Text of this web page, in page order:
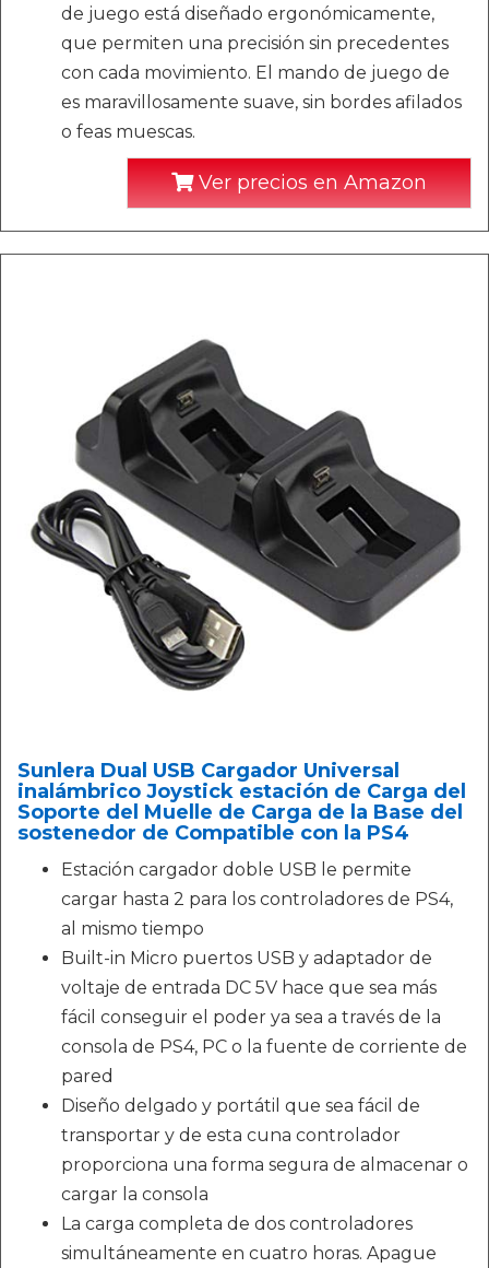
de juego está diseñado ergonómicamente,
que permiten una precisión sin precedentes
con cada movimiento. El mando de juego de
es maravillosamente suave, sin bordes afilados
o feas muescas.
Ver precios en Amazon
Sunlera Dual USB Cargador Universal
inalámbrico Joystick estación de Carga del
Soporte del Muelle de Carga de la Base del
sostenedor de Compatible con la PS4
Estación cargador doble USB le permite
cargar hasta 2 para los controladores de PS4,
al mismo tiempo
Built-in Micro puertos USB y adaptador de
voltaje de entrada DC 5V hace que sea más
fácil conseguir el poder ya sea a través de la
consola de PS4, PC o la fuente de corriente de
pared
Diseño delgado y portátil que sea fácil de
transportar y de esta cuna controlador
proporciona una forma segura de almacenar o
cargar la consola
La carga completa de dos controladores
simultáneamente en cuatro horas. Apague